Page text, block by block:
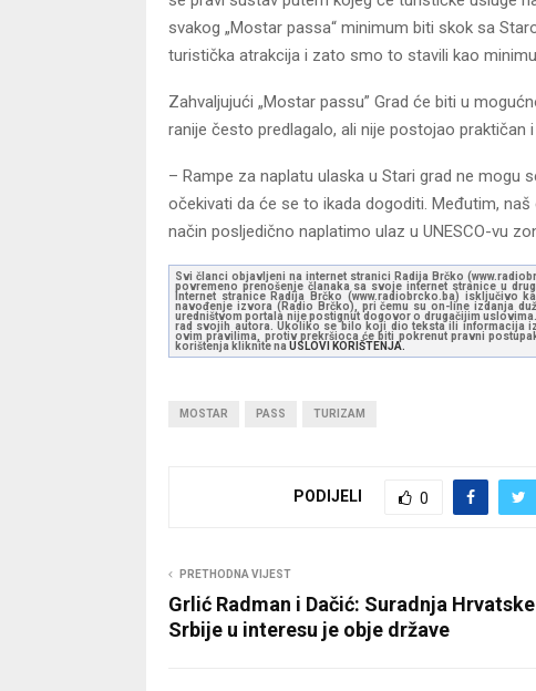
svakog „Mostar passa“ minimum biti skok sa
turistička atrakcija i zato smo to stavili kao
Zahvaljujući „Mostar passu” Grad će biti u
ranije često predlagalo, ali nije postojao praktičan
– Rampe za naplatu ulaska u Stari grad ne mogu
očekivati da će se to ikada dogoditi. Međutim,
način posljedično naplatimo ulaz u UNESCO-vu
Svi članci objavljeni na internet stranici Radija Brčko
povremeno prenošenje članaka sa svoje internet stranice u
Internet stranice Radija Brčko (www.radiobrcko.ba) isključivo
navođenje izvora (Radio Brčko), pri čemu su on-line izdanja
uredništvom portala nije postignut dogovor o drugačijim
rad svojih autora. Ukoliko se bilo koji dio teksta ili informacija
ovim pravilima, protiv prekršioca će biti pokrenut pravni
korištenja kliknite na USLOVI KORIŠTENJA.
MOSTAR PASS TURIZAM
PODIJELI 0
PRETHODNA VIJEST
Grlić Radman i Dačić: Suradnja
Srbije u interesu je obje države